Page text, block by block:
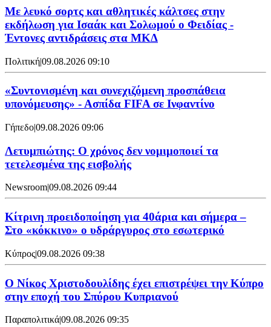
Με λευκό σορτς και αθλητικές κάλτσες στην
εκδήλωση για Ισαάκ και Σολωμού ο Φειδίας -
Έντονες αντιδράσεις στα ΜΚΔ
Πολιτική|09.08.2026 09:10
«Συντονισμένη και συνεχιζόμενη προσπάθεια
υπονόμευσης» - Ασπίδα FIFA σε Ινφαντίνο
Γήπεδο|09.08.2026 09:06
Λετυμπιώτης: Ο χρόνος δεν νομιμοποιεί τα
τετελεσμένα της εισβολής
Newsroom|09.08.2026 09:44
Κίτρινη προειδοποίηση για 40άρια και σήμερα –
Στο «κόκκινο» ο υδράργυρος στο εσωτερικό
Κύπρος|09.08.2026 09:38
Ο Νίκος Χριστοδουλίδης έχει επιστρέψει την Κύπρο
στην εποχή του Σπύρου Κυπριανού
Παραπολιτικά|09.08.2026 09:35